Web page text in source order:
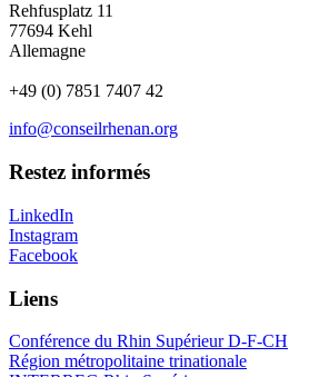
Rehfusplatz 11
77694 Kehl
Allemagne
+49 (0) 7851 7407 42
info@conseilrhenan.org
Restez informés
LinkedIn
Instagram
Facebook
Liens
Conférence du Rhin Supérieur D-F-CH
Région métropolitaine trinationale